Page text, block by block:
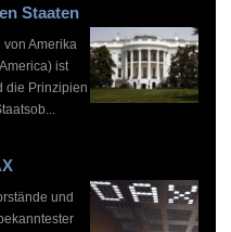
Staaten
von Amerika
ist
die Prinzipien
und